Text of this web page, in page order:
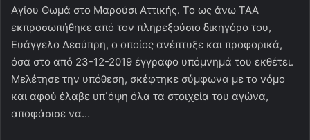
Αγίου Θωμά στο Μαρούσι Αττικής. Το ως άνω ΤΑΑ
εκπροσωπήθηκε από τον πληρεξούσιο δικηγόρο του,
Ευάγγελο Δεσύπρη, ο οποίος ανέπτυξε και προφορικά,
όσα στο από 23-12-2019 έγγραφο υπόμνημά του εκθέτει.
Μελέτησε την υπόθεση, σκέφτηκε σύμφωνα με το νόμο
και αφού έλαβε υπ΄όψη όλα τα στοιχεία του αγώνα,
αποφάσισε να…